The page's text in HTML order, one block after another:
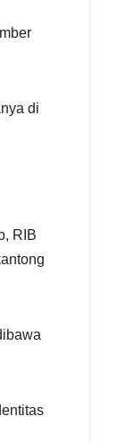
di
RIB